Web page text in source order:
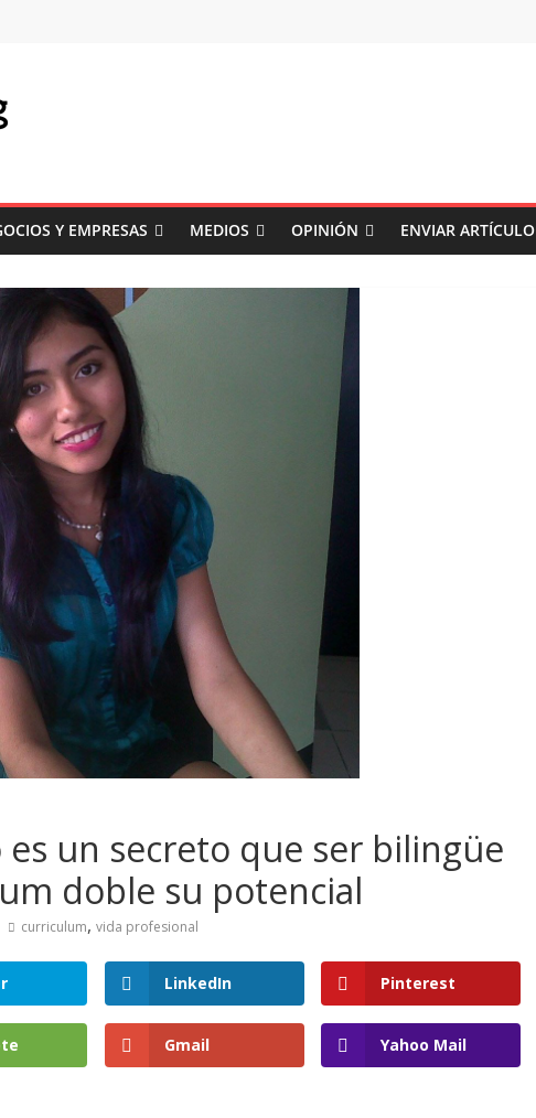
Y EMPRESAS MEDIOS OPINIÓN ENVIAR ARTÍCULO
un secreto que ser bilingüe
doble su potencial
curriculum, vida profesional
LinkedIn Pinterest
Gmail Yahoo Mail